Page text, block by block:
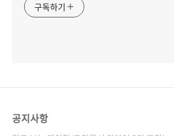
구독하기
공지사항